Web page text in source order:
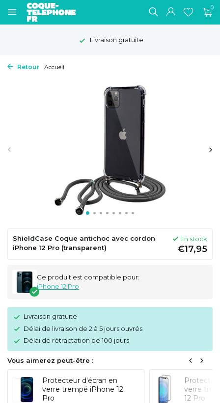
0
Livraison gratuite
Retour Accueil
ShieldCase Coque antichoc avec cordon
iPhone 12 Pro (transparent)
En stock
€17,95
Ce produit est compatible pour:
iPhone 12 Pro
Livraison gratuite
Délai de livraison de 2 à 5 jours ouvrés
Délai de rétractation de 100 jours
Vous aimerez peut-être :
Protecteur d'écran en
verre trempé iPhone 12
Pro
verre
12 Pro